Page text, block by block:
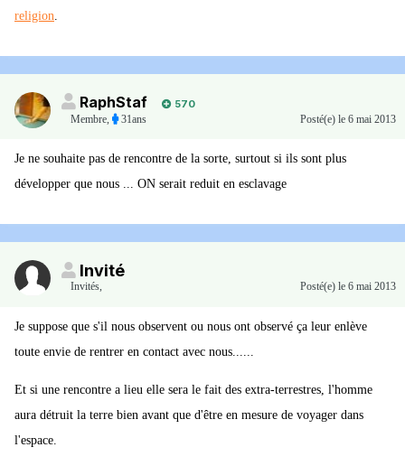
religion.
RaphStaf
570
Membre, 31ans Posté(e) le 6 mai 2013
Je ne souhaite pas de rencontre de la sorte, surtout si ils sont plus
développer que nous ... ON serait reduit en esclavage
Invité
Invités, Posté(e) le 6 mai 2013
Je suppose que s'il nous observent ou nous ont observé ça leur enlève
toute envie de rentrer en contact avec nous......
Et si une rencontre a lieu elle sera le fait des extra-terrestres, l'homme
aura détruit la terre bien avant que d'être en mesure de voyager dans
l'espace.